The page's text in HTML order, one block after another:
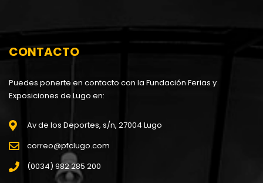
CONTACTO
Puedes ponerte en contacto con la Fundación Ferias y
Exposiciones de Lugo en:
Av de los Deportes, s/n, 27004 Lugo
correo@pfclugo.com
(0034) 982 285 200